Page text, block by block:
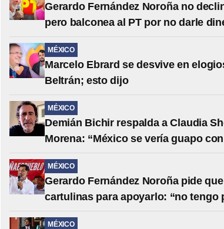
Gerardo Fernández Noroña no
pero balconea al PT por no darle
MÉXICO
Marcelo Ebrard se desvive en
Beltrán; esto dijo
MÉXICO
Demián Bichir respalda a Claudia
Morena: “México se vería guapo
MÉXICO
Gerardo Fernández Noroña pide
cartulinas para apoyarlo: “no tengo
MÉXICO